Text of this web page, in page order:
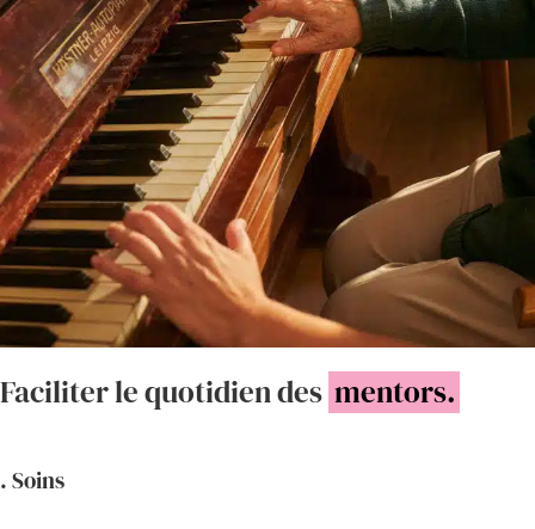
Faciliter le quotidien des mentors.
. Soins